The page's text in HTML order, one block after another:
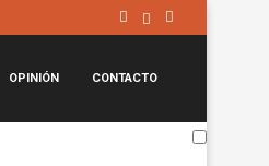
OPINIÓN CONTACTO